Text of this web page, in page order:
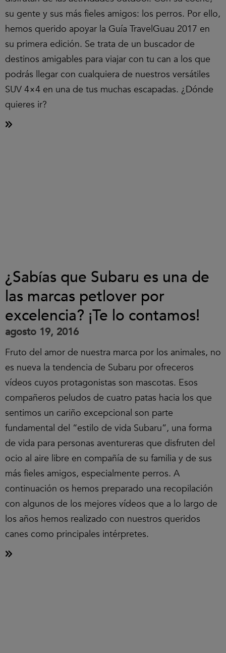
su gente y sus más fieles amigos: los perros. Por ello,
hemos querido apoyar la Guía TravelGuau 2017 en
su primera edición. Se trata de un buscador de
destinos amigables para viajar con tu can a los que
podrás llegar con cualquiera de nuestros versátiles
SUV 4×4 en una de tus muchas escapadas. ¿Dónde
quieres ir?
¿Sabías que Subaru es una de
las marcas petlover por
excelencia? ¡Te lo contamos!
agosto 19, 2016
Fruto del amor de nuestra marca por los animales, no
es nueva la tendencia de Subaru por ofreceros
vídeos cuyos protagonistas son mascotas. Esos
compañeros peludos de cuatro patas hacia los que
sentimos un cariño excepcional son parte
fundamental del “estilo de vida Subaru”, una forma
de vida para personas aventureras que disfruten del
ocio al aire libre en compañía de su familia y de sus
más fieles amigos, especialmente perros. A
continuación os hemos preparado una recopilación
con algunos de los mejores vídeos que a lo largo de
los años hemos realizado con nuestros queridos
canes como principales intérpretes.